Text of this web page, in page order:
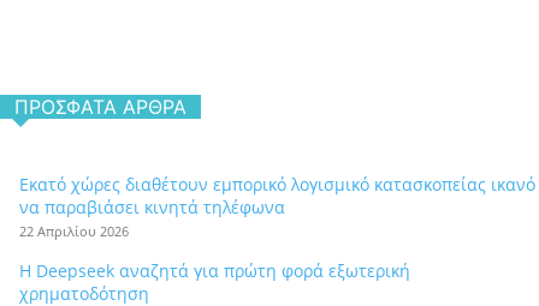
ΠΡΌΣΦΑΤΑ ΆΡΘΡΑ
Εκατό χώρες διαθέτουν εμπορικό λογισμικό κατασκοπείας ικανό
να παραβιάσει κινητά τηλέφωνα
22 Απριλίου 2026
Η Deepseek αναζητά για πρώτη φορά εξωτερική
χρηματοδότηση